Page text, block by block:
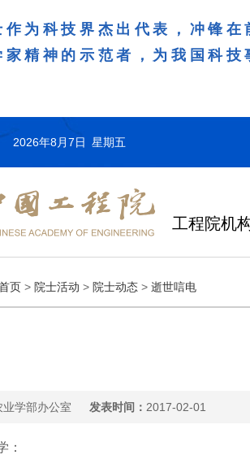
作为科技界杰出代表，冲锋
精神的示范者，为我国科技
2026年8月7日 星期五
工程院机
页> 院士活动 > 院士动态> 逝世唁电
业学部办公室 发表时间： 2017-02-01
：